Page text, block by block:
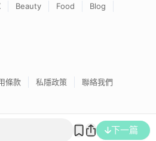
下一篇
Beauty Food
Blog
條款 私隱政策 聯絡我們